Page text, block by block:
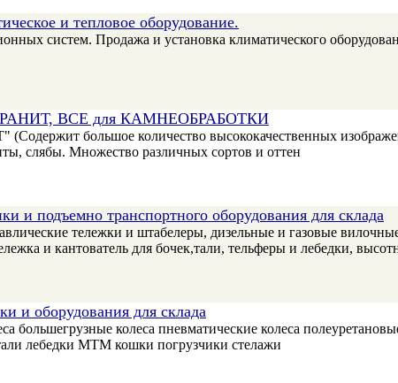
и тепловое оборудование.
систем. Продажа и установка климатического
ВСЕ для КАМНЕОБРАБОТКИ
большое количество высококачественных
слябы. Множество различных сортов и оттен
и подъемно транспортного оборудования для склада
тележки и штабелеры, дизельные и газовые
и кантователь для бочек,тали, тельферы и лебедки,
и оборудования для склада
большегрузные колеса пневматические колеса
лебедки МТМ кошки погрузчики стелажи